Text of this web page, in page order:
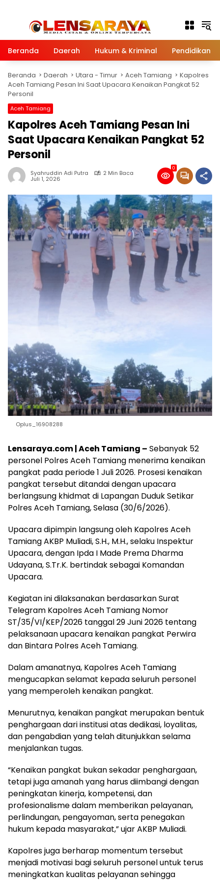
Beranda Daerah Hukum & Kriminal Pendidikan
Beranda Daerah Utara - Timur Aceh Tamiang
Kapolres
Aceh Tamiang Pesan Ini Saat Upacara Kenaikan Pangkat 52
Personil
Aceh Tamiang
Kapolres Aceh Tamiang Pesan Ini
Saat Upacara Kenaikan Pangkat 52
Personil
Syahruddin Adi Putra 2 Min Baca
Juli 1, 2026
0
Oplus_16908288
Lensaraya.com | Aceh Tamiang – Sebanyak 52
personel Polres Aceh Tamiang menerima kenaikan
pangkat pada periode 1 Juli 2026. Prosesi kenaikan
pangkat tersebut ditandai dengan upacara
berlangsung khidmat di Lapangan Duduk Setikar
Polres Aceh Tamiang, Selasa (30/6/2026).
Upacara dipimpin langsung oleh Kapolres Aceh
Tamiang AKBP Muliadi, S.H., M.H., selaku Inspektur
Upacara, dengan Ipda I Made Prema Dharma
Udayana, S.Tr.K. bertindak sebagai Komandan
Upacara.
Kegiatan ini dilaksanakan berdasarkan Surat
Telegram Kapolres Aceh Tamiang Nomor
ST/35/VI/KEP/2026 tanggal 29 Juni 2026 tentang
pelaksanaan upacara kenaikan pangkat Perwira
dan Bintara Polres Aceh Tamiang.
Dalam amanatnya, Kapolres Aceh Tamiang
mengucapkan selamat kepada seluruh personel
yang memperoleh kenaikan pangkat.
Menurutnya, kenaikan pangkat merupakan bentuk
penghargaan dari institusi atas dedikasi, loyalitas,
dan pengabdian yang telah ditunjukkan selama
menjalankan tugas.
“Kenaikan pangkat bukan sekadar penghargaan,
tetapi juga amanah yang harus diimbangi dengan
peningkatan kinerja, kompetensi, dan
profesionalisme dalam memberikan pelayanan,
perlindungan, pengayoman, serta penegakan
hukum kepada masyarakat,” ujar AKBP Muliadi.
Kapolres juga berharap momentum tersebut
menjadi motivasi bagi seluruh personel untuk terus
meningkatkan kualitas pelayanan sehingga